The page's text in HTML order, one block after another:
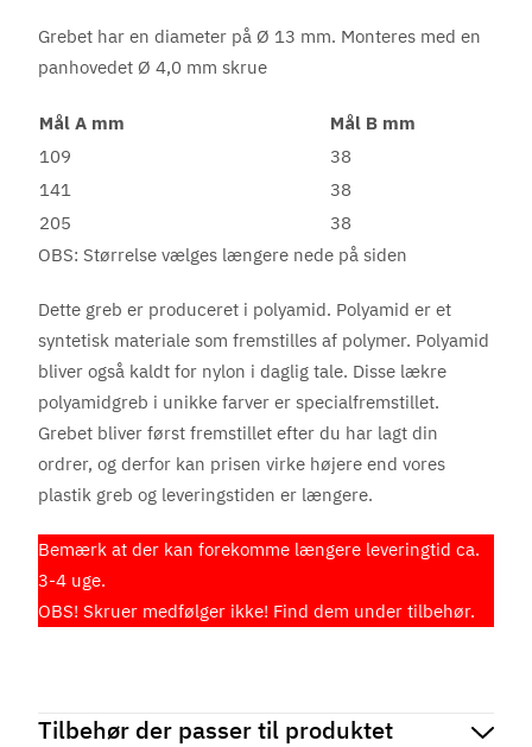
Grebet har en diameter på Ø 13 mm. Monteres med en
panhovedet Ø 4,0 mm skrue
Mål A mm
Mål B mm
109
38
141
38
205
38
OBS: Størrelse vælges længere nede på siden
Dette greb er produceret i polyamid. Polyamid er et
syntetisk materiale som fremstilles af polymer. Polyamid
bliver også kaldt for nylon i daglig tale. Disse lækre
polyamidgreb i unikke farver er specialfremstillet.
Grebet bliver først fremstillet efter du har lagt din
ordrer, og derfor kan prisen virke højere end vores
plastik greb og leveringstiden er længere.
Bemærk at der kan forekomme længere leveringtid ca.
3-4 uge.
OBS! Skruer medfølger ikke! Find dem under tilbehør.
Tilbehør der passer til produktet